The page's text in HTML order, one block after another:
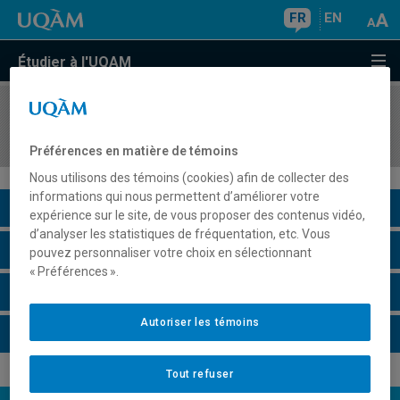
FR EN
Étudier à l'UQAM
COURS//
Description du cours
Horaire - Été 2026
Préférences en matière de témoins
Nous utilisons des témoins (cookies) afin de collecter des
informations qui nous permettent d’améliorer votre
expérience sur le site, de vous proposer des contenus vidéo,
d’analyser les statistiques de fréquentation, etc. Vous
pouvez personnaliser votre choix en sélectionnant
« Préférences ».
Tout refuser
Autoriser les témoins